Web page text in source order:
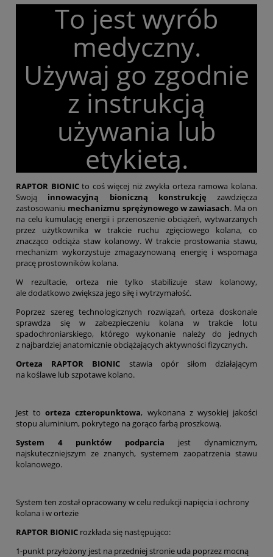
To jest wyrób
medyczny.
Używaj go zgodnie
z instrukcją
używania lub
etykietą.
RAPTOR BIONICto coś więcej niż zwykła orteza ramowa kolana.
Swoją innowacyjną bioniczną konstrukcję zawdzięcza
zastosowaniu mechanizmu sprężynowego w zawiasach. Ma on
na celu kumulację energii i przenoszenie obciążeń, wytwarzanych
przez użytkownika w trakcie ruchu zgięciowego kolana, co
znacząco odciąża staw kolanowy. W trakcie prostowania stawu,
mechanizm wykorzystuje zmagazynowaną energię i wspomaga
pracę prostowników kolana.
W rezultacie, orteza nie tylko stabilizuje staw kolanowy,
ale dodatkowo zwiększa jego siłę i wytrzymałość.
Poprzez szereg technologicznych rozwiązań, orteza doskonale
sprawdza się w zabezpieczeniu kolana w trakcie lotu
spadochroniarskiego, którego wykonanie należy do jednych
z najbardziej anatomicznie obciążających aktywności fizycznych.
Orteza RAPTOR BIONIC stawia opór siłom działającym
na koślawe lub szpotawe kolano.
Jest toorteza czteropunktowa, wykonana z wysokiej jakości
stopu aluminium, pokrytego na gorąco farbą proszkową.
System 4 punktów podparcia jest dynamicznym,
najskuteczniejszym ze znanych, systemem zaopatrzenia stawu
kolanowego.
System ten został opracowany w celu redukcji napięcia i ochrony
kolana i w ortezie
RAPTOR BIONIC rozkłada się następująco:
1-punkt przyłożony jest na przedniej stronie uda poprzez mocną